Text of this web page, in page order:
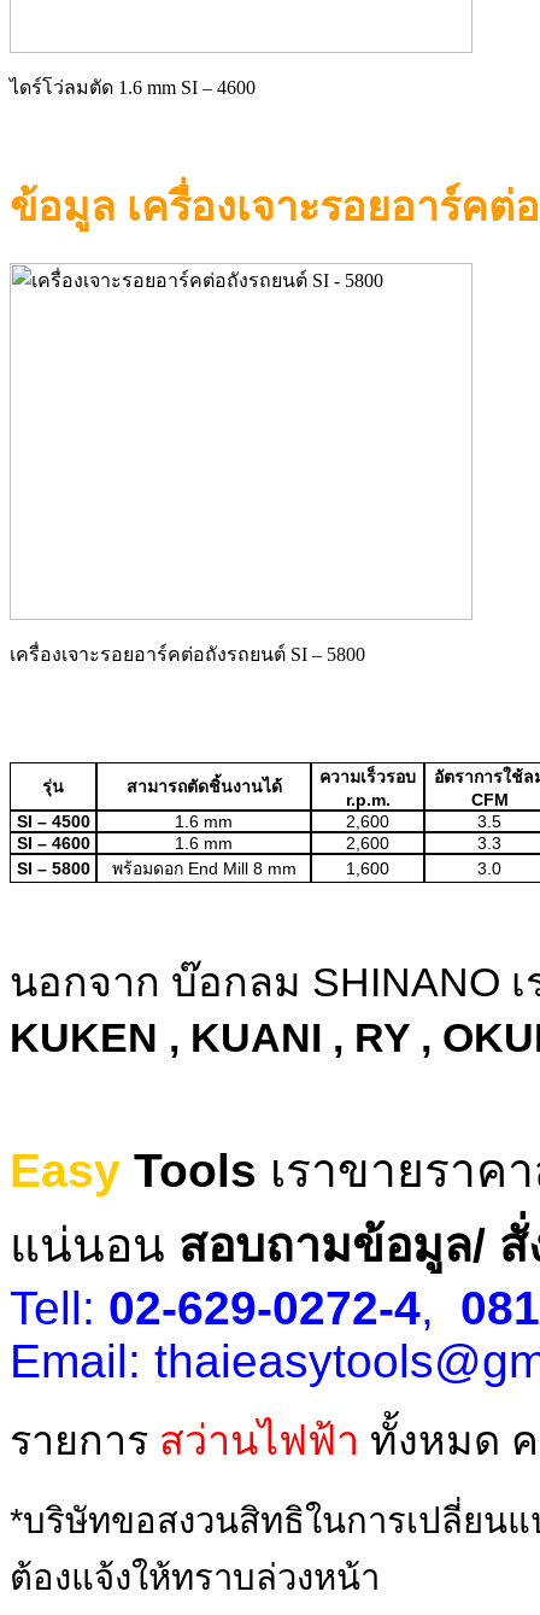
ไดร์โว่ลมตัด 1.6 mm SI – 4600
ข้อมูล เครื่องเจาะรอยอาร์ค
เครื่องเจาะรอยอาร์คต่อถังรถยนต์ SI – 5800
รุ่น สามารถตัดชิ้นงานได้
ความเร็วรอบ
r.p.m.
อัตราการใช้ล
CFM
SI – 4500
1.6 mm 2,600
3.5
SI – 4600
1.6 mm 2,600
3.3
SI – 5800
พร้อมดอก End Mill 8 mm 1,600 3.0
นอกจาก บ๊อกลม SHINANO
KUKEN , KUANI , RY ,
Easy Tools เราขายราคา
แน่นอน สอบถามข้อมูล/
Tell: 02-629-0272-4,
Email:
รายการ สว่านไฟฟ้า ทั้งหมด
*บริษัทขอสงวนสิทธิในการเปลี่ยน
ต้องแจ้งให้ทราบล่วงหน้า